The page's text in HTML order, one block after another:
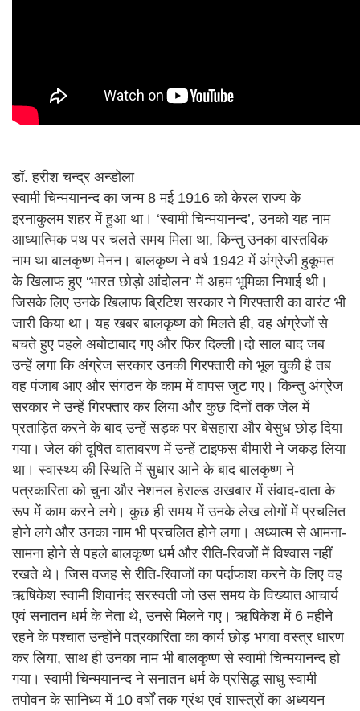
डॉ. हरीश चन्द्र अन्डोला
स्वामी चिन्मयानन्द का जन्म 8 मई 1916 को केरल राज्य के
इरनाकुलम शहर में हुआ था। ‘स्वामी चिन्मयानन्द’, उनको यह नाम
आध्यात्मिक पथ पर चलते समय मिला था, किन्तु उनका वास्तविक
नाम था बालकृष्ण मेनन। बालकृष्ण ने वर्ष 1942 में अंग्रेजी हुकूमत
के खिलाफ हुए ‘भारत छोड़ो आंदोलन’ में अहम भूमिका निभाई थी।
जिसके लिए उनके खिलाफ ब्रिटिश सरकार ने गिरफ्तारी का वारंट भी
जारी किया था। यह खबर बालकृष्ण को मिलते ही, वह अंग्रेजों से
बचते हुए पहले अबोटाबाद गए और फिर दिल्ली।दो साल बाद जब
उन्हें लगा कि अंग्रेज सरकार उनकी गिरफ्तारी को भूल चुकी है तब
वह पंजाब आए और संगठन के काम में वापस जुट गए। किन्तु अंग्रेज
सरकार ने उन्हें गिरफ्तार कर लिया और कुछ दिनों तक जेल में
प्रताड़ित करने के बाद उन्हें सड़क पर बेसहारा और बेसुध छोड़ दिया
गया। जेल की दूषित वातावरण में उन्हें टाइफस बीमारी ने जकड़ लिया
था। स्वास्थ्य की स्थिति में सुधार आने के बाद बालकृष्ण ने
पत्रकारिता को चुना और नेशनल हेराल्ड अखबार में संवाद-दाता के
रूप में काम करने लगे। कुछ ही समय में उनके लेख लोगों में प्रचलित
होने लगे और उनका नाम भी प्रचलित होने लगा। अध्यात्म से आमना-
सामना होने से पहले बालकृष्ण धर्म और रीति-रिवजों में विश्वास नहीं
रखते थे। जिस वजह से रीति-रिवाजों का पर्दाफाश करने के लिए वह
ऋषिकेश स्वामी शिवानंद सरस्वती जो उस समय के विख्यात आचार्य
एवं सनातन धर्म के नेता थे, उनसे मिलने गए। ऋषिकेश में 6 महीने
रहने के पश्चात उन्होंने पत्रकारिता का कार्य छोड़ भगवा वस्त्र धारण
कर लिया, साथ ही उनका नाम भी बालकृष्ण से स्वामी चिन्मयानन्द हो
गया। स्वामी चिन्मयानन्द ने सनातन धर्म के प्रसिद्ध साधु स्वामी
तपोवन के सानिध्य में 10 वर्षों तक ग्रंथ एवं शास्त्रों का अध्ययन